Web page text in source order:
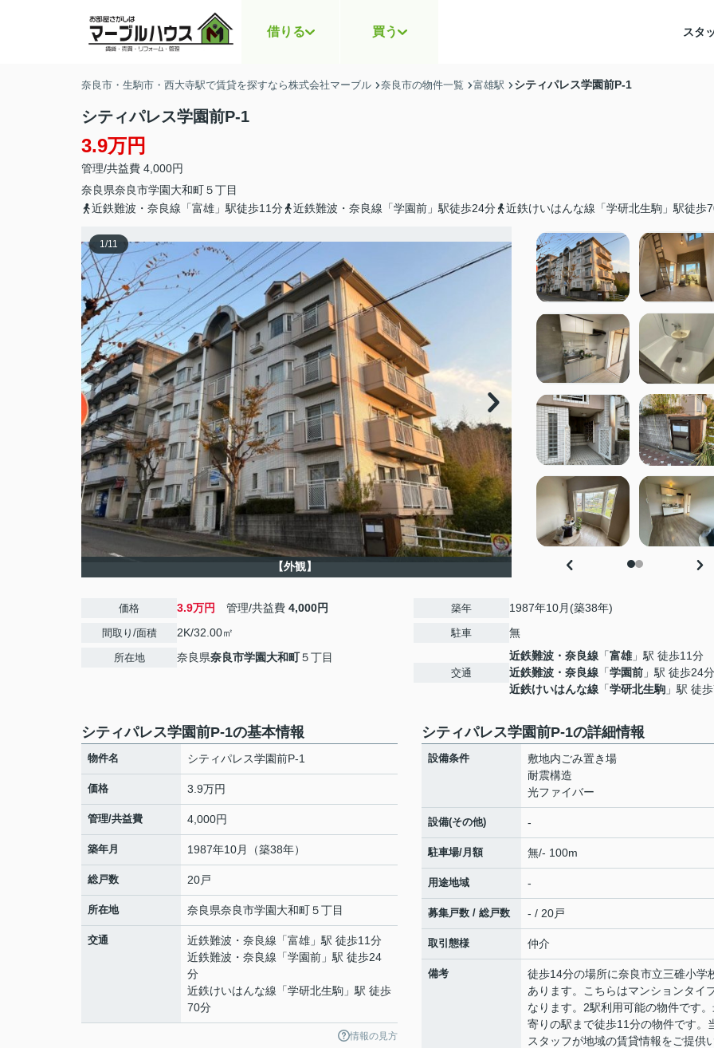
借りる 買う スタ
奈良市・生駒市・西大寺駅で賃貸を探すなら株式会社マーブル 奈良市の物件一覧 富雄駅 シティパレス学園前P-1
シティパレス学園前P-1
3.9万円
管理/共益費 4,000円
奈良県奈良市学園大和町５丁目
近鉄難波・奈良線「富雄」駅徒歩11分
近鉄難波・奈良線「学園前」駅徒歩24分 近鉄けいはんな線「学研北生駒」駅徒歩
1/11
【外観】
価格 3.9万円 管理/共益費 4,000円
間取り/面積 2K/32.00㎡
所在地 奈良県奈良市学園大和町５丁目
築年 1987年10月(築38年)
駐車 無
交通
近鉄難波・奈良線 「富雄」駅 徒歩11分
近鉄難波・奈良線 「学園前 」駅 徒歩24分
近鉄けいはんな線 「学研北生駒 」駅 徒
シティパレス学園前P-1の基本情報
物件名 シティパレス学園前P-1
価格 3.9万円
管理/共益費 4,000円
築年月 1987年10月（築38年）
総戸数 20戸
所在地 奈良県奈良市学園大和町５丁目
交通 近鉄難波・奈良線 「富雄 」駅 徒歩11分
近鉄難波・奈良線 「学園前 」駅 徒歩24
分
近鉄けいはんな線 「学研北生駒 」駅 徒歩
70分
情報の見方
シティパレス学園前P-1の詳細情報
設備条件
敷地内ごみ置き場
耐震構造
光ファイバー
設備(その他) -
駐車場/月額 無/- 100m
用途地域 -
募集戸数 / 総戸数 - / 20戸
取引態様 仲介
備考
徒歩14分の場所に奈良市立三碓小学
あります。こちらはマンションタイ
なります。2駅利用可能の物件です
寄りの駅まで徒歩11分の物件です。
スタッフが地域の賃貸情報をご提供